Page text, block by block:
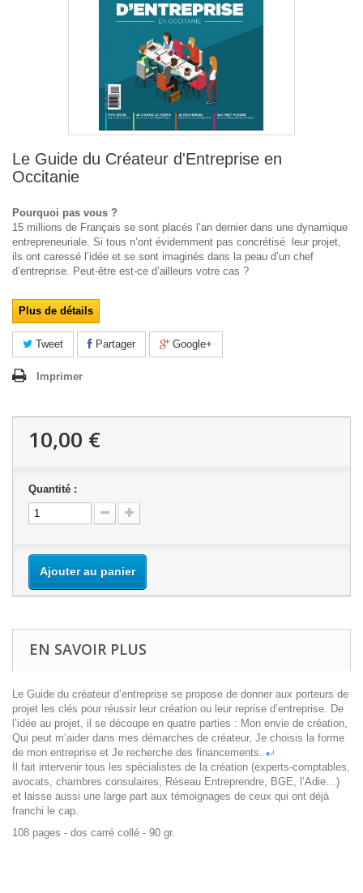
Le Guide du Créateur d'Entreprise en
Occitanie
Pourquoi pas vous ?
15 millions de Français se sont placés l’an dernier dans une dynamique
entrepreneuriale. Si tous n’ont évidemment pas concrétisé leur projet,
ils ont caressé l’idée et se sont imaginés dans la peau d’un chef
d’entreprise. Peut-être est-ce d’ailleurs votre cas ?
Plus de détails
Tweet Partager Google+
Imprimer
10,00 €
Quantité :
Ajouter au panier
EN SAVOIR PLUS
Le Guide du créateur d’entreprise se propose de donner aux porteurs de
projet les clés pour réussir leur création ou leur reprise d’entreprise. De
l’idée au projet, il se découpe en quatre parties : Mon envie de création,
Qui peut m’aider dans mes démarches de créateur, Je choisis la forme
de mon entreprise et Je recherche des financements.
Il fait intervenir tous les spécialistes de la création (experts-comptables,
avocats, chambres consulaires, Réseau Entreprendre, BGE, l’Adie…)
et laisse aussi une large part aux témoignages de ceux qui ont déjà
franchi le cap.
108 pages - dos carré collé - 90 gr.